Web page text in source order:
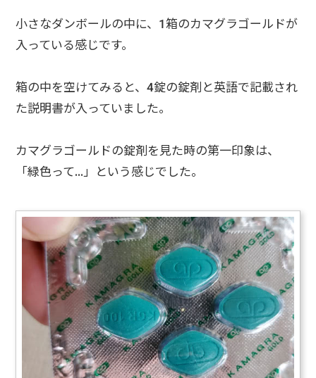
小さなダンボールの中に、1箱のカマグラゴールドが
入っている感じです。
箱の中を空けてみると、4錠の錠剤と英語で記載され
た説明書が入っていました。
カマグラゴールドの錠剤を見た時の第一印象は、
「緑色って…」という感じでした。